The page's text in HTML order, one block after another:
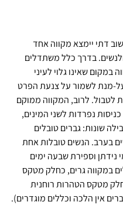
דתי יימצא מקווה אחד
בדרך כלל משתדלים
שאינו גלוי לעיני
מנת לשמור על צנעת הפרט
לטבול. לרוב, המקווה ממוקם
נפרדות לשני המינים,
שונות: גברים טובלים
בערב. הנשים טובלות אחת
נידתן וספירת שבעה ימים
במקווה גרים, כחלק מטקס
מטקס הטהרות רוחנית
אין הלכה וכללים מוגדרים).